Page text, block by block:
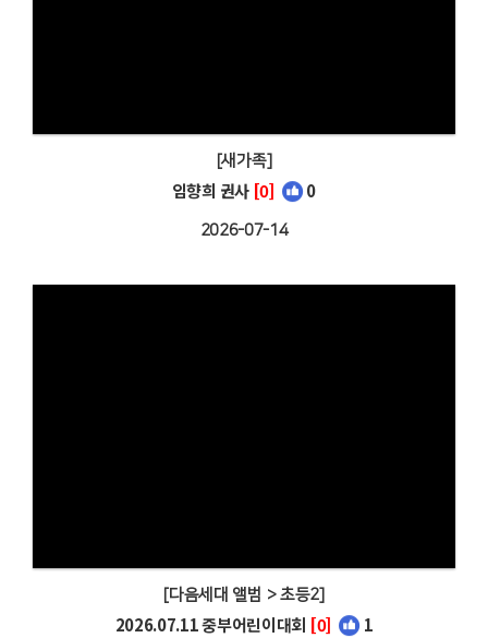
[새가족]
임향희 권사 [0] 0
2026-07-14
[다음세대 앨범 > 초등2]
2026.07.11 중부어린이대회 [0] 1